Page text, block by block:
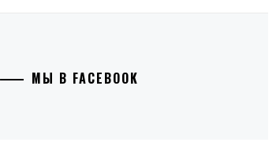
МЫ В FACEBOOK